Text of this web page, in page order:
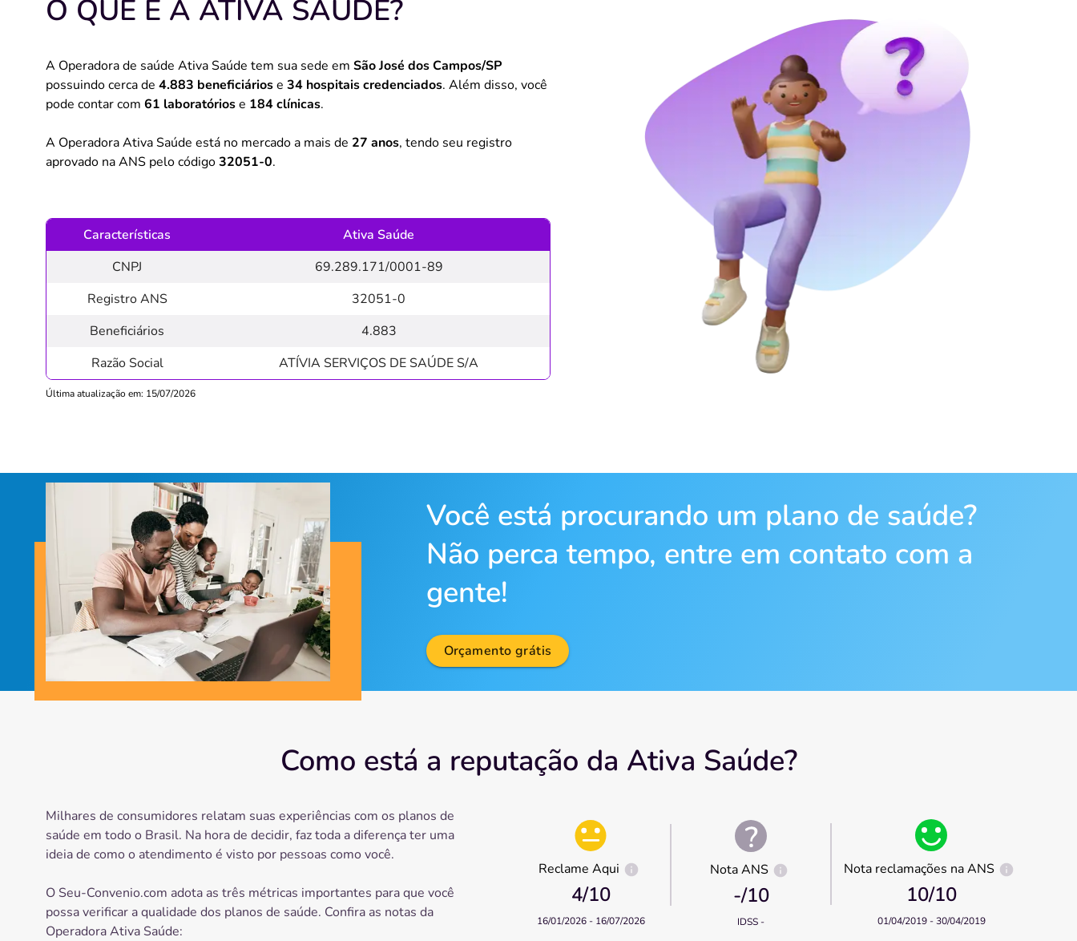
O QUE É A ATIVA SAÚDE?
A Operadora de saúde Ativa Saúde tem sua sede em São José dos Campos/SP
possuindo cerca de 4.883 beneficiáriose 34 hospitais credenciados. Além disso, você
pode contar com 61 laboratóriose 184 clínicas.
A Operadora Ativa Saúde está no mercado a mais de 27 anos, tendo seu registro
aprovado na ANS pelo código32051-0.
Características
Ativa Saúde
CNPJ
69.289.171/0001-89
Registro ANS
32051-0
Beneficiários
4.883
Razão Social
ATÍVIA SERVIÇOS DE SAÚDE S/A
Última atualização em: 15/07/2026
Você está procurando um plano de saúde?
Não perca tempo, entre em contato com a
gente!
Orçamento grátis
Como está a reputação da Ativa Saúde?
Milhares de consumidores relatam suas experiências com os planos de
saúde em todo o Brasil. Na hora de decidir, faz toda a diferença ter uma
ideia de como o atendimento é visto por pessoas como você.
O Seu-Convenio.com adota as três métricas importantes para que você
possa verificar a qualidade dos planos de saúde. Confira as notas da
OperadoraAtiva Saúde:
Reclame Aqui
4/10
16/01/2026 - 16/07/2026
Nota ANS
-/10
IDSS -
Nota reclamações na ANS
10/10
01/04/2019 - 30/04/2019